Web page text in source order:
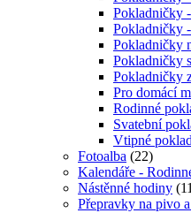
Pokladničky
Pokladničky
Pokladničky
Pokladničky
Pokladničky
Pro domácí
Rodinné
Svatební
Vtipné
Fotoalba (22)
Kalendáře -
Nástěnné hodiny
Přepravky na pivo